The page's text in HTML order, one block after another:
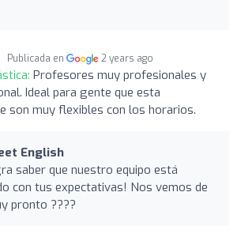
Publicada en 2 years ago
Profesores muy profesionales y
Ideal para gente que esta
son muy flexibles con los horarios.
English
saber que nuestro equipo está
con tus expectativas! Nos vemos de
pronto ????